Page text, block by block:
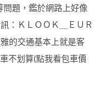
題，鑑於網路上好像
：ＫＬＯＯＫ＿ＥＵＲ
的交通基本上就是客
不划算(點我看包車價